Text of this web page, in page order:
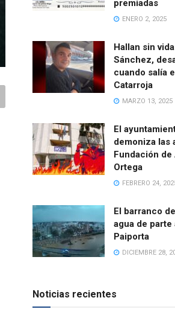
premiadas
ENERO 2, 2025
Hallan sin
Sánchez,
cuando salía
Catarroja
MARZO 13, 2025
El
demoniza las
Fundación de
Ortega
FEBRERO 24,
El barranco
agua de parte
Paiporta
DICIEMBRE 28,
Noticias recientes